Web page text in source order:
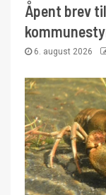
Åpent brev
6. august 2026